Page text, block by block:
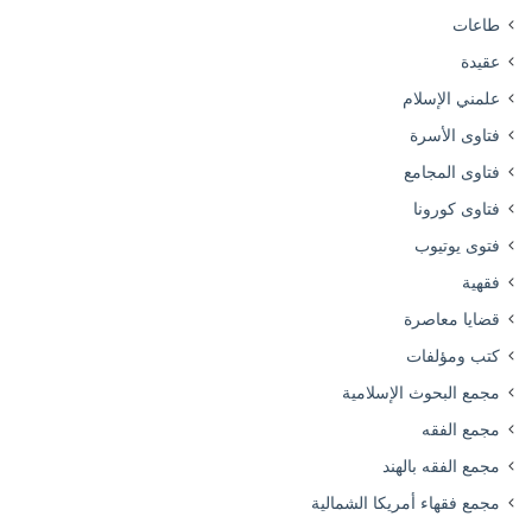
طاعات
عقيدة
علمني الإسلام
فتاوى الأسرة
فتاوى المجامع
فتاوى كورونا
فتوى يوتيوب
فقهية
قضايا معاصرة
كتب ومؤلفات
مجمع البحوث الإسلامية
مجمع الفقه
مجمع الفقه بالهند
مجمع فقهاء أمريكا الشمالية